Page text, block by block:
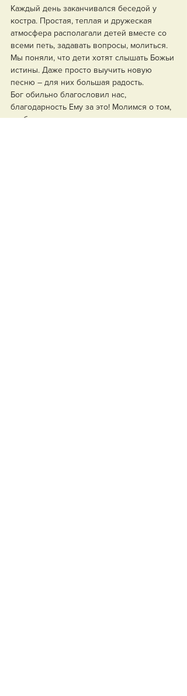
Каждый день заканчивался беседой у
костра. Простая, теплая и дружеская
атмосфера располагали детей вместе со
всеми петь, задавать вопросы, молиться.
Мы поняли, что дети хотят слышать Божьи
истины. Даже просто выучить новую
песню – для них большая радость.
Бог обильно благословил нас,
благодарность Ему за это! Молимся о том,
чтобы семя, посеянное в детских